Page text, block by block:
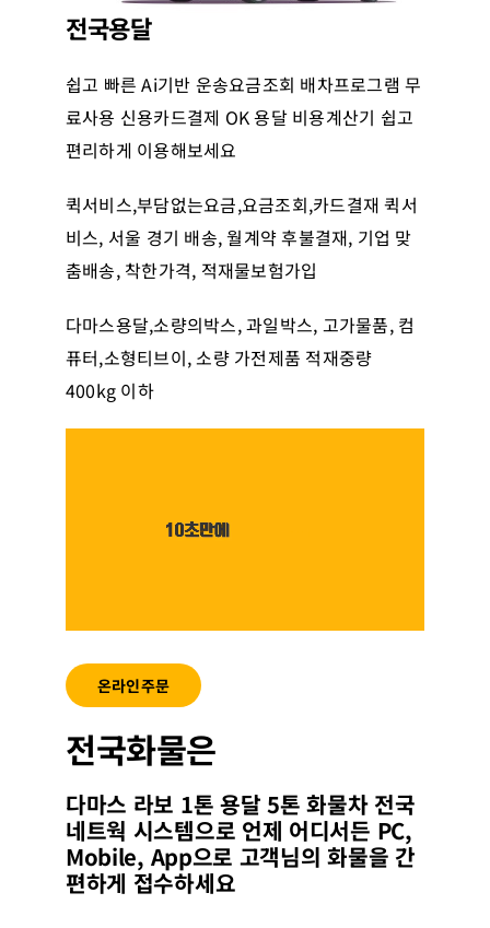
전국용달
쉽고 빠른 Ai기반 운송요금조회 배차프로그램 무
료사용 신용카드결제 OK 용달 비용계산기 쉽고
편리하게 이용해보세요
퀵서비스,부담없는요금,요금조회,카드결재 퀵서
비스, 서울 경기 배송, 월계약 후불결재, 기업 맞
춤배송, 착한가격, 적재물보험가입
다마스용달,소량의박스, 과일박스, 고가물품, 컴
퓨터,소형티브이, 소량 가전제품 적재중량
400kg 이하
온라인주문
전국화물은
다마스 라보 1톤 용달 5톤화물차 전국
네트웍 시스템으로 언제 어디서든 PC,
Mobile, App으로 고객님의화물을 간
편하게 접수하세요